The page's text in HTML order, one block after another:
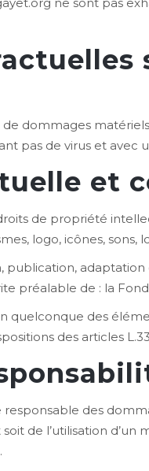
dommages matériels
pas de virus et avec
et
de propriété
logo, icônes, sons,
préalable de : la
quelconque des
des articles
des
de l’utilisation